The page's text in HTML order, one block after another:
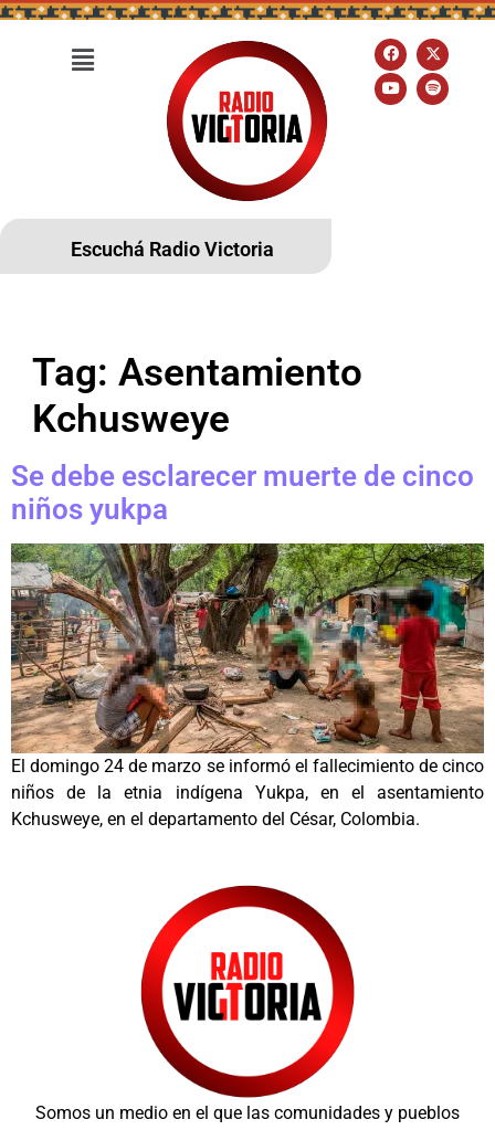
Escuchá Radio Victoria
Tag: Asentamiento
Kchusweye
Se debe esclarecer muerte de cinco
niños yukpa
El domingo 24 de marzo se informó el fallecimiento de cinco
niños de la etnia indígena Yukpa, en el asentamiento
Kchusweye, en el departamento del César, Colombia.
Somos un medio en el que las comunidades y pueblos